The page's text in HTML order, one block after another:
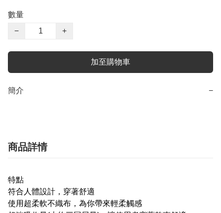
數量
−
+
加至購物車
簡介 −
商品詳情
特點
符合人體設計，穿著舒適
使用超柔軟不織布，為你帶來輕柔觸感